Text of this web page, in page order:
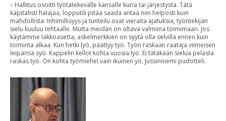
– Hallitus osoitti työtätekevälle kansalle kuria tai järjestystä. Tätä
kapitalisti halajaa, lopputili pitää saada antaa niin helposti kuin
mahdollista. Inhimillisyys ja tunteilu ovat vieraita ajatuksia, työntekijän
sielu kuuluu tehtaalle. Mutta meidän on oltava valmiina toimimaan. Jos
käytämme lakkoasetta, askelmerkkien on syytä olla selvillä ennen kuin
toiminta alkaa. Kun hetki lyö, päättyy työ. Työn raskaan raataja viimeisen
leipänsä syö. Kappelin kellot kohta vuosia lyö. Ei tätäkään sielua pelasta
raskas työ. On kohta työmiehel vain ikuinen yö, Jussinniemi pudotteli.